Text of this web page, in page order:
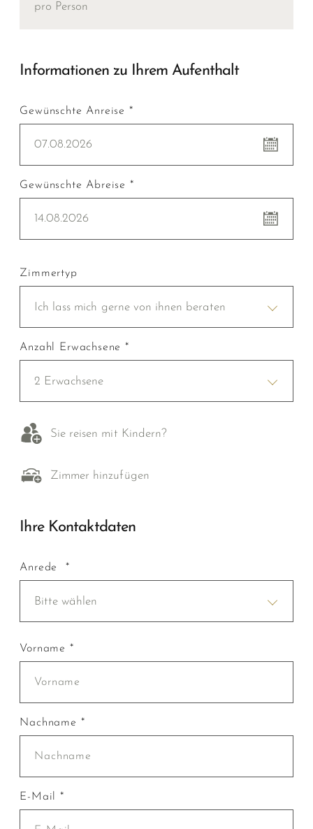
pro Person
Informationen zu Ihrem Aufenthalt
Gewünschte Anreise *
07.08.2026
Gewünschte Abreise *
14.08.2026
Zimmertyp
Ich lass mich gerne von ihnen beraten
Anzahl Erwachsene *
2 Erwachsene
Sie reisen mit Kindern?
Zimmer hinzufügen
Ihre Kontaktdaten
Anrede *
Bitte wählen
Vorname *
Nachname *
E-Mail *